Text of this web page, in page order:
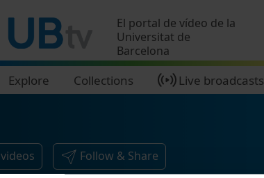
El portal de vídeo de la
Universitat de
Barcelona
Explore Collections Live broadcasts
videos Follow & Share